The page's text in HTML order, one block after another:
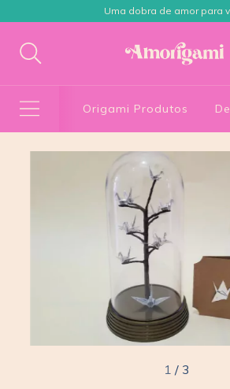
Uma dobra de amor para
Origami Produtos
1 / 3